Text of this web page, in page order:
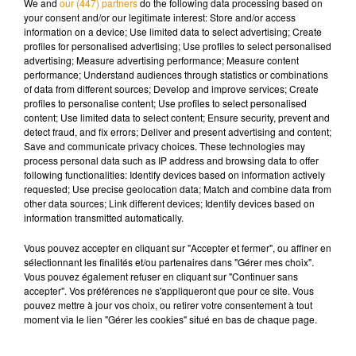
remplacera sera désigné en fin de journée par le superviseur.
Musique
6 août 2026
Pomme emprunte le décor de l’émission
« Loups Garous » pour son...
6 août 2026
La version réécrite de « Beautiful Day »
interprétée lors des...
your consent and/or our legitimate interest: Store and/or access
information on a device; Use limited data to select advertising; Create
profiles for personalised advertising; Use profiles to select personalised
advertising; Measure advertising performance; Measure content
performance; Understand audiences through statistics or combinations
of data from different sources; Develop and improve services; Create
profiles to personalise content; Use profiles to select personalised
content; Use limited data to select content; Ensure security, prevent and
detect fraud, and fix errors; Deliver and present advertising and content;
Save and communicate privacy choices. These technologies may
process personal data such as IP address and browsing data to offer
following functionalities: Identify devices based on information actively
requested; Use precise geolocation data; Match and combine data from
other data sources; Link different devices; Identify devices based on
information transmitted automatically.
Vous pouvez accepter en cliquant sur "Accepter et fermer", ou affiner en
sélectionnant les finalités et/ou partenaires dans "Gérer mes choix".
Vous pouvez également refuser en cliquant sur "Continuer sans
accepter". Vos préférences ne s'appliqueront que pour ce site. Vous
pouvez mettre à jour vos choix, ou retirer votre consentement à tout
moment via le lien "Gérer les cookies" situé en bas de chaque page.